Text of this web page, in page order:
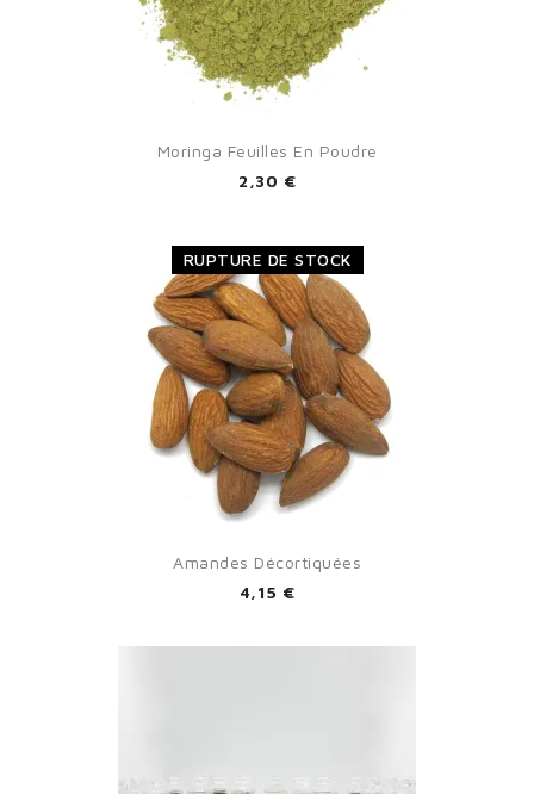
Moringa Feuilles En Poudre
2,30 €
Amandes Décortiquées
4,15 €
RUPTURE DE STOCK